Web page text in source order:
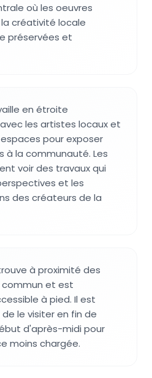
où les oeuvres
créativité locale
préservées et
en étroite
les artistes locaux et
pour exposer
à la communauté. Les
voir des travaux qui
et les
des créateurs de la
à proximité des
et est
à pied. Il est
le visiter en fin de
d'après-midi pour
moins chargée.